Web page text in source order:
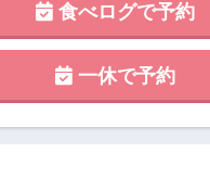
食べログで予約
一休で予約